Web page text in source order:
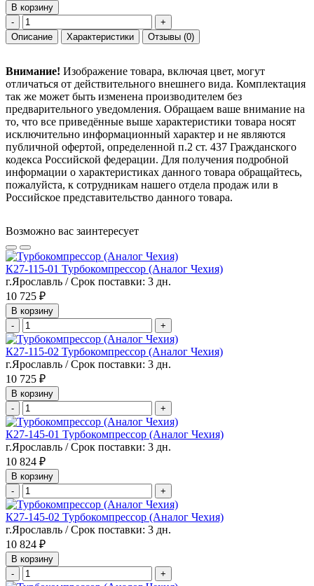
В корзину
-
+
Описание
Характеристики Отзывы (0)
Внимание! Изображение товара, включая цвет, могут
отличаться от действительного внешнего вида. Комплектация
так же может быть изменена производителем без
предварительного уведомления. Обращаем ваше внимание на
то, что все приведённые выше характеристики товара носят
исключительно информационный характер и не являются
публичной офертой, определенной п.2 ст. 437 Гражданского
кодекса Российской федерации. Для получения подробной
информации о характеристиках данного товара обращайтесь,
пожалуйста, к сотрудникам нашего отдела продаж или в
Российское представительство данного товара.
Возможно вас заинтересует
К27-115-01 Турбокомпрессор (Аналог Чехия)
г.Ярославль / Срок поставки: 3 дн.
10 725 ₽
В корзину
-
+
К27-115-02 Турбокомпрессор (Аналог Чехия)
г.Ярославль / Срок поставки: 3 дн.
10 725 ₽
В корзину
-
+
К27-145-01 Турбокомпрессор (Аналог Чехия)
г.Ярославль / Срок поставки: 3 дн.
10 824 ₽
В корзину
-
+
К27-145-02 Турбокомпрессор (Аналог Чехия)
г.Ярославль / Срок поставки: 3 дн.
10 824 ₽
В корзину
-
+